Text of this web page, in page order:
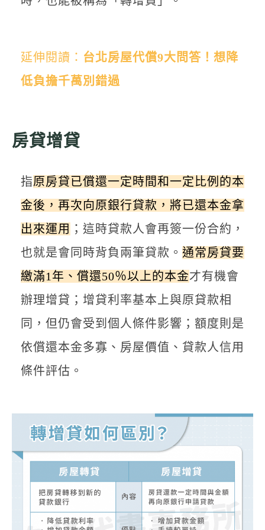
延伸閱讀： 台北房屋代償9大問答！想降
低負擔千萬別錯過
房貸增貸
指原房貸已償還一定時間和一定比例的本
金後，再次向原銀行貸款，將已還本金拿
出來運用 ；這時貸款人會再簽一份合約，
也就是會同時背負兩筆貸款。 通常房貸要
繳滿1年、償還50％以上的本金才有機會
辦理增貸；增貸利率基本上與原貸款相
同，但仍會受到個人條件影響；額度則是
依償還本金多寡、房屋價值、貸款人信用
條件評估。